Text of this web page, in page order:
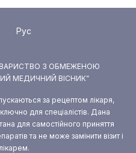
Рус
З ОБМЕЖЕНОЮ
МЕДИЧНИЙ ВІСНИК”
за рецептом лікаря,
для спеціалістів. Дана
для самостійного приняття
та не може замінити візит і